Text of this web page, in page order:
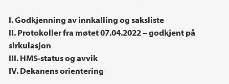
I. Godkjenning av innkalling og saksliste
II. Protokoller fra møtet 07.04.2022 – godkjent på
sirkulasjon
III. HMS-status og avvik
IV. Dekanens orientering